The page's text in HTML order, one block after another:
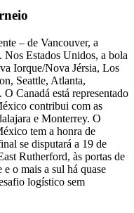
– de Vancouver, a
Nos Estados Unidos, a bola
Iorque/Nova Jérsia, Los
Seattle, Atlanta,
Canadá está representado
contribui com as
e Monterrey. O
tem a honra de
se disputará a 19 de
Rutherford, às portas de
o mais a sul há quase
logístico sem